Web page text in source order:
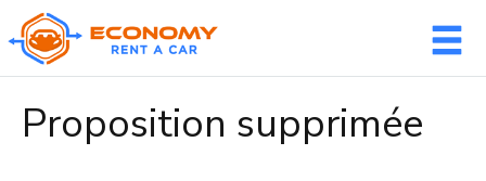
Connexion du membre
Proposition supprimée